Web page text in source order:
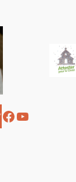
Facebook
YouTube